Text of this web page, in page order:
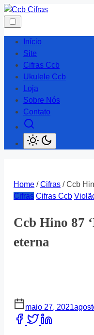
Skip
Início
Site
Cifras Ccb
Ukulele Ccb
Loja
Sobre Nós
Contato
Home /Cifras / Ccb
Cifras Cifras Ccb
Ccb Hino 87
eterna
maio 27, 2021
Share